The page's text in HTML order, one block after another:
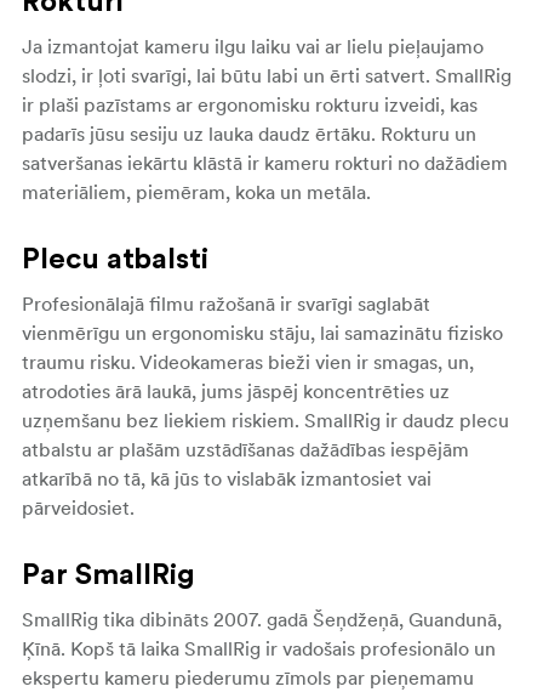
Ja izmantojat kameru ilgu laiku vai ar lielu pieļaujamo
slodzi, ir ļoti svarīgi, lai būtu labi un ērti satvert. SmallRig
ir plaši pazīstams ar ergonomisku rokturu izveidi, kas
padarīs jūsu sesiju uz lauka daudz ērtāku. Rokturu un
satveršanas iekārtu klāstā ir kameru rokturi no dažādiem
materiāliem, piemēram, koka un metāla.
Plecu atbalsti
Profesionālajā filmu ražošanā ir svarīgi saglabāt
vienmērīgu un ergonomisku stāju, lai samazinātu fizisko
traumu risku. Videokameras bieži vien ir smagas, un,
atrodoties ārā laukā, jums jāspēj koncentrēties uz
uzņemšanu bez liekiem riskiem. SmallRig ir daudz plecu
atbalstu ar plašām uzstādīšanas dažādības iespējām
atkarībā no tā, kā jūs to vislabāk izmantosiet vai
pārveidosiet.
Par SmallRig
SmallRig tika dibināts 2007. gadā Šeņdžeņā, Guandunā,
Ķīnā. Kopš tā laika SmallRig ir vadošais profesionālo un
ekspertu kameru piederumu zīmols par pieņemamu